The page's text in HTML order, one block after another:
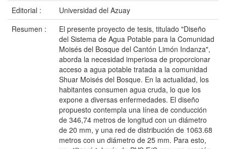
Editorial :
Universidad del Azuay
Resumen :
El presente proyecto de tesis, titulado "Diseño
del Sistema de Agua Potable para la Comunidad
Moisés del Bosque del Cantón Limón Indanza",
aborda la necesidad imperiosa de proporcionar
acceso a agua potable tratada a la comunidad
Shuar Moisés del Bosque. En la actualidad, los
habitantes consumen agua cruda, lo que los
expone a diversas enfermedades. El diseño
propuesto contempla una línea de conducción
de 346,74 metros de longitud con un diámetro
de 20 mm, y una red de distribución de 1063.68
metros con un diámetro de 25 mm. Para esto,